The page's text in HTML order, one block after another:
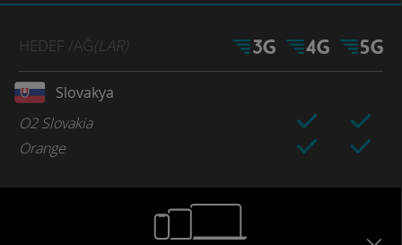
HEDEF /AĞ(LAR)
Slovakya
O2 Slovakia
Orange